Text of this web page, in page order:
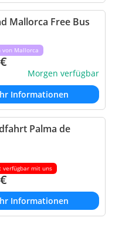
Mallorca Free Bus
von Mallorca
€
Morgen verfügbar
Informationen
Palma de
verfügbar mit uns
€
Informationen